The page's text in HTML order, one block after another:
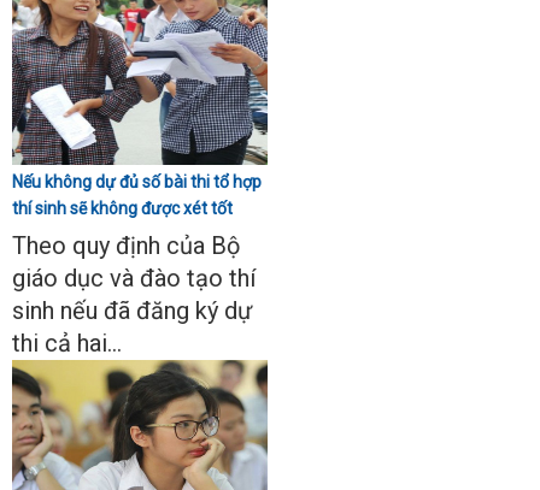
Nếu không dự đủ số bài thi tổ hợp
thí sinh sẽ không được xét tốt
nghiệp
Theo quy định của Bộ
giáo dục và đào tạo thí
sinh nếu đã đăng ký dự
thi cả hai...